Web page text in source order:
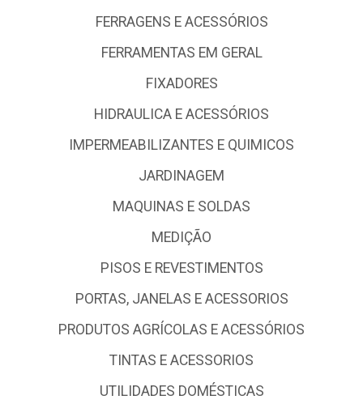
FERRAGENS E ACESSÓRIOS
FERRAMENTAS EM GERAL
FIXADORES
HIDRAULICA E ACESSÓRIOS
IMPERMEABILIZANTES E QUIMICOS
JARDINAGEM
MAQUINAS E SOLDAS
MEDIÇÃO
PISOS E REVESTIMENTOS
PORTAS, JANELAS E ACESSORIOS
PRODUTOS AGRÍCOLAS E ACESSÓRIOS
TINTAS E ACESSORIOS
UTILIDADES DOMÉSTICAS